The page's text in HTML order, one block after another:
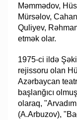
Məmmədov,
Mürsəlov,
Quliyev,
etmək olar.
1975-ci ildə
rejissoru olan
Azərbaycan
başlanğıcı
olaraq,
(A.Arbuzov),